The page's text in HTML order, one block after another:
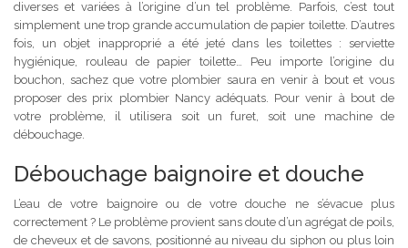
diverses et variées à l’origine d’un tel problème. Parfois, c’est tout
simplement une trop grande accumulation de papier toilette. D’autres
fois, un objet inapproprié a été jeté dans les toilettes : serviette
hygiénique, rouleau de papier toilette… Peu importe l’origine du
bouchon, sachez que votre plombier saura en venir à bout et vous
proposer des prix plombier Nancy adéquats. Pour venir à bout de
votre problème, il utilisera soit un furet, soit une machine de
débouchage.
Débouchage baignoire et douche
L’eau de votre baignoire ou de votre douche ne s’évacue plus
correctement ? Le problème provient sans doute d’un agrégat de poils,
de cheveux et de savons, positionné au niveau du siphon ou plus loin